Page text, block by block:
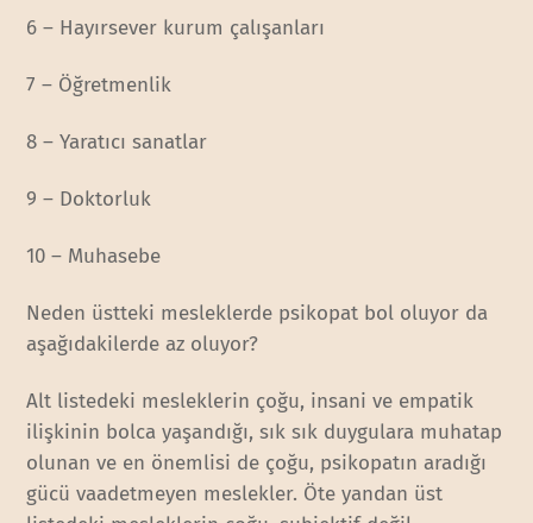
6 – Hayırsever kurum çalışanları
7 – Öğretmenlik
8 – Yaratıcı sanatlar
9 – Doktorluk
10 – Muhasebe
Neden üstteki mesleklerde psikopat bol oluyor da
aşağıdakilerde az oluyor?
Alt listedeki mesleklerin çoğu, insani ve empatik
ilişkinin bolca yaşandığı, sık sık duygulara muhatap
olunan ve en önemlisi de çoğu, psikopatın aradığı
gücü vaadetmeyen meslekler. Öte yandan üst